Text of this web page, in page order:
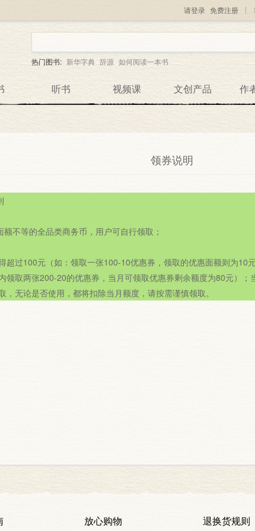
请登录 免费注册
热门图书: 新华字典 辞源 如何阅读一本书
听书 视频课 文创产品 作
领券说明
不等的全品类商务币，用户可自行领取；
超过100元（如：领取一张100-10优惠券，领取的优惠面额则为10
领取两张200-20的优惠券，当月可领取优惠券剩余额度为80元）
，无论是否使用，都将扣除当月额度，请按需谨慎领取。
放心购物 退换货规则